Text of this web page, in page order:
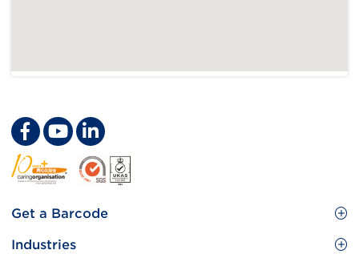
Footer
Site
Get a Barcode
GS1 Barcode
Industries